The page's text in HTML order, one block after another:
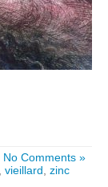
No Comments »
vieillard zinc